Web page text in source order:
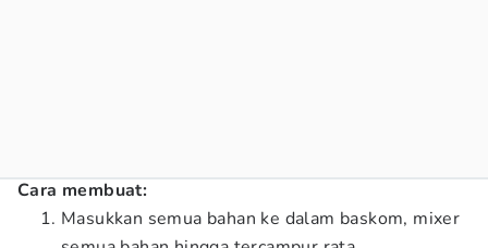
Cara membuat:
Masukkan semua bahan ke dalam baskom, mixer